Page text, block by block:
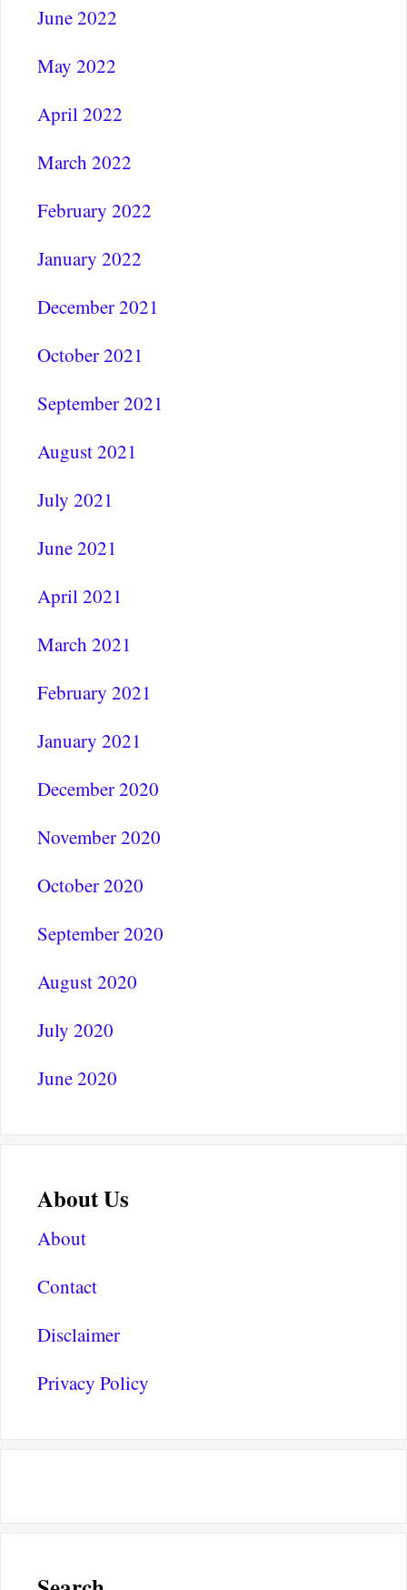
June 2022
May 2022
April 2022
March 2022
February 2022
January 2022
December 2021
October 2021
September 2021
August 2021
July 2021
June 2021
April 2021
March 2021
February 2021
January 2021
December 2020
November 2020
October 2020
September 2020
August 2020
July 2020
June 2020
About Us
About
Contact
Disclaimer
Privacy Policy